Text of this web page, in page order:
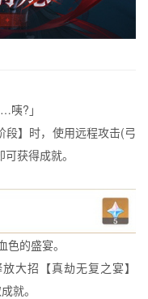
咦?」
】时，使用远程攻击(弓
获得成就。
的盛宴。
大招【真劫无复之宴】
就。